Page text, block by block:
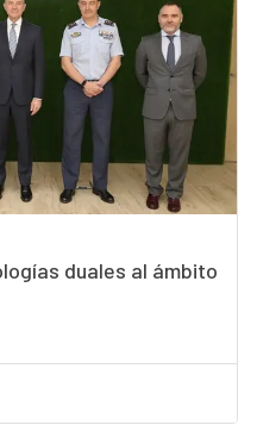
duales al ámbito